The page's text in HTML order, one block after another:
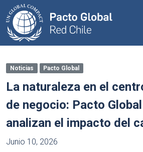
Noticias Pacto Global
La naturaleza en el
de negocio: Pacto
analizan el impacto del
Junio 10, 2026